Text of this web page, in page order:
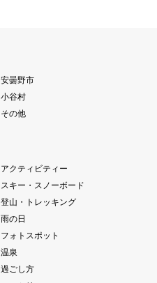
安曇野市
小谷村
その他
アクティビティー
スキー・スノーボード
登山・トレッキング
雨の日
フォトスポット
温泉
過ごし方